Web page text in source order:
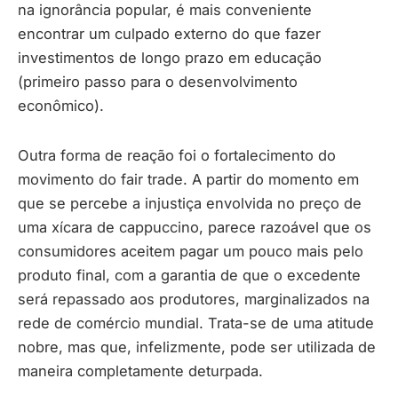
na ignorância popular, é mais conveniente
encontrar um culpado externo do que fazer
investimentos de longo prazo em educação
(primeiro passo para o desenvolvimento
econômico).
Outra forma de reação foi o fortalecimento do
movimento do fair trade. A partir do momento em
que se percebe a injustiça envolvida no preço de
uma xícara de cappuccino, parece razoável que os
consumidores aceitem pagar um pouco mais pelo
produto final, com a garantia de que o excedente
será repassado aos produtores, marginalizados na
rede de comércio mundial. Trata-se de uma atitude
nobre, mas que, infelizmente, pode ser utilizada de
maneira completamente deturpada.